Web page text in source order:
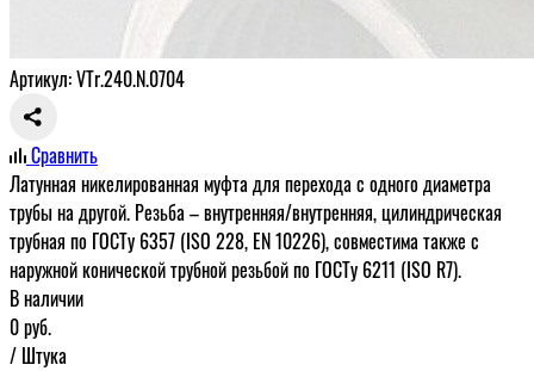
Артикул: VTr.240.N.0704
Сравнить
Латунная никелированная муфта для перехода с одного диаметра
трубы на другой. Резьба – внутренняя/внутренняя, цилиндрическая
трубная по ГОСТу 6357 (ISO 228, EN 10226), совместима также с
наружной конической трубной резьбой по ГОСТу 6211 (ISO R7).
В наличии
0руб.
/ Штука